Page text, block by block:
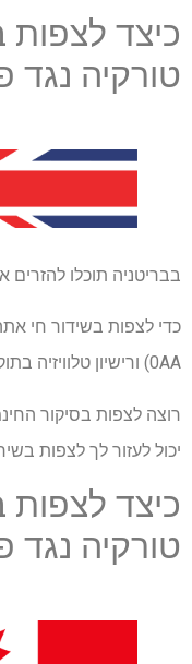
כיצד לצפות
טורקיה נגד
בבריטניה תוכלו להזרים
0AA) ורישיון טלוויזיה בתוקף.
רוצה לצפות בסיקור
יכול לעזור לך לצפות
כיצד לצפות
טורקיה נגד